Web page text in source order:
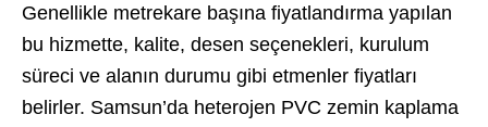
Genellikle metrekare başına fiyatlandırma yapılan
bu hizmette, kalite, desen seçenekleri, kurulum
süreci ve alanın durumu gibi etmenler fiyatları
belirler. Samsun’da heterojen PVC zemin kaplama